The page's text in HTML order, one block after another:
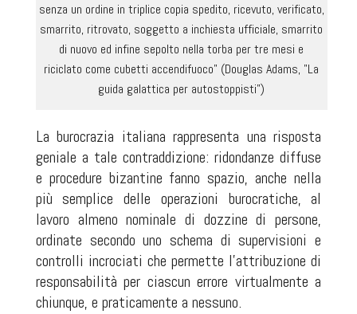
senza un ordine in triplice copia spedito, ricevuto, verificato,
smarrito, ritrovato, soggetto a inchiesta ufficiale, smarrito
di nuovo ed infine sepolto nella torba per tre mesi e
riciclato come cubetti accendifuoco" (Douglas Adams, "La
guida galattica per autostoppisti")
La burocrazia italiana rappresenta una risposta
geniale a tale contraddizione: ridondanze diffuse
e procedure bizantine fanno spazio, anche nella
più semplice delle operazioni burocratiche, al
lavoro almeno nominale di dozzine di persone,
ordinate secondo uno schema di supervisioni e
controlli incrociati che permette l'attribuzione di
responsabilità per ciascun errore virtualmente a
chiunque, e praticamente a nessuno.